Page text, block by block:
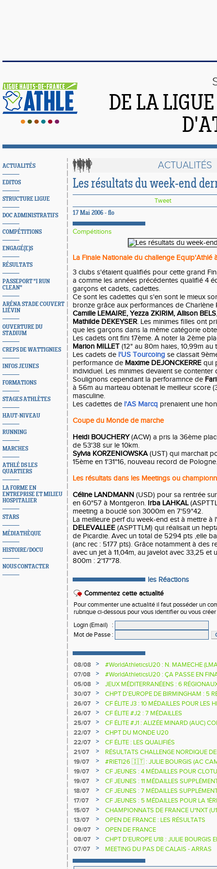
DE LA
ACTUALITÉS
EDITOS
STRUCTURE LIGUE
DOC ADMINISTRATIFS
COMPÉTITIONS
ENGAGÉ(E)S
RÉSULTATS
PASSEPORT "I RUN
CLEAN"
ARÉNA STADE COUVERT
LIÉVIN
OUVERTURE DU
STADIUM
CREPS DE WATTIGNIES
INFOS JEUNES
FORMATIONS
STAGES ATHLÈTES
HAUT-NIVEAU
RUNNING
MARCHES
ATHLÉ DS LES
QUARTIERS
LA FORME EN
ENTREPRISE ET MILIEU
HOSPITALIER
STARS
MÉDIATHÈQUE
HISTOIRE/DOCU
NOUS CONTACTER
ACTUALITÉS
Les résultats du week-end
Tweet
17 Mai 2006 - flo
Compétitions
La Finale Nationale du challenge Equip'Athlé
3 clubs s'étaient qualifiés pour cette grand
a comme les années précédentes qualifié 4
garçons et cadets, cadettes.
Ce sont les cadettes qui s'en sont le mieux
bronze grâce aux performances de Charlène
Camille LEMAIRE, Yezza ZKIRIM, Allison BELS
Mathilde DEKEYSER. Les minimes filles ont
que les garçons dans la même catégorie
Les cadets ont fini 17ème. A noter la 2ème
Marion MILLET (12" au 80m haies, 10,99m au
Les cadets de l'US Tourcoing se classait
performance de Maxime DEJONCKERRE qui
individuel. Les minimes devaient se contenter
Soulignons cependant la perforamnce de
à 56m au marteau obtenait le meilleur score
masculine.
Les cadettes de l'AS Marcq prenaient une
Coupe du Monde de marche
Heidi BOUCHERY(ACW) a pris la 36ème
de 53'38 sur le 10km.
Sylvia KORZENIOWSKA(UST) qui marchait
15ème en 1'31"16, nouveau record de Pologne.
Les résultats dans les Meetings ou
Céline LANDMANN (USD) pour sa rentrée
en 60"57 à Montgeron. Irba LAHKAL
meeting a bouclé son 3000m en 7'59"42.
La meilleure perf du week-end est à mettre à
DELEVALLEE (ASPTTLM) qui réalisait un
de Picardie. Avec un total de 5294 pts ,elle
(anc rec : 5177 pts). Grâce notamment à des
avec un jet à 11,04m, au javelot avec 33,25 et
800m : 2'17"78.
les Réactions
Commentez cette actualité
Pour commenter une actualité il faut posséder un
rubrique ci-dessous pour vous identifier ou vous
Login (Email)
:
Mot de Passe :
08/08 >
#WorldAthleticsU20 : N. MAMECHE
07/08
>
#WorldAthleticsU20 : ÇA PASSE EN
SAUTEURS
05/08 >
JEUX MÉDITERRANÉENS : 6
30/07
>
CHPT D'EUROPE DE BIRMINGHAM : 5
26/07
>
CF ÉLITE J3 : 10 MÉDAILLES POUR LES
26/07
>
CF ÉLITE #J2 : 7 MÉDAILLES
25/07
>
CF ÉLITE #J1 : ALIZÉE MINARD (AUC)
NATIONALE
22/07 >
CHPT DU MONDE U20
22/07
>
CF ÉLITE : LES QUALIFIÉS
21/07
>
RÉSULTATS CHALLENGE NORDIQUE
2025 2026
19/07 >
#RIETI26 🇮🇹 : JULIE BOURGIS (AC
D'EUROPE U18 DE LA PERCHE
19/07 >
CF JEUNES : 4 MÉDAILLES POUR
19/07
>
CF JEUNES : 11 MÉDAILLES
18/07
>
CF JEUNES : 7 MÉDAILLES
17/07
>
CF JEUNES : 5 MÉDAILLES POUR LA
15/07
>
CHAMPIONNATS DE FRANCE U*NXT
13/07
>
OPEN DE FRANCE : LES RÉSULTATS
09/07
>
OPEN DE FRANCE
08/07
>
CHPT D'EUROPE U18 : JULIE BOURGIS
07/07
> MEETING DU PAS DE CALAIS - ARRAS